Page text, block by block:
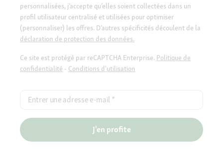
personnalisées, j’accepte qu’elles soient collectées dans un
profil utilisateur centralisé et utilisées pour optimiser
(personnaliser) les offres. D’autres spécificités découlent de la
déclaration de protection des données.
Ce site est protégé par reCAPTCHA Enterprise. Politique de
confidentialité - Conditions d'utilisation
Entrer une adresse e-mail *
J'en profite